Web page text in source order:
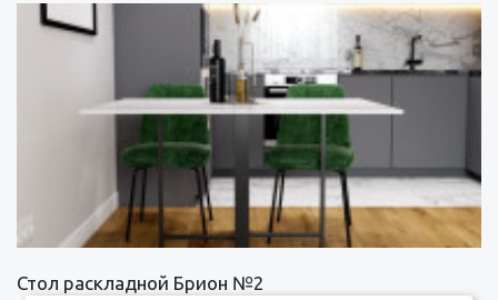
Стол раскладной Брион №2